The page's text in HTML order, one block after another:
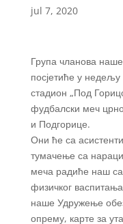
jul 7, 2020
Група чланова
посјетиће у
стадион „Под
фудбалски меч
и Подгорице.
Они ће са
тумачење са
меча радиће наш
физичког
наше Удружење
опрему, карте за